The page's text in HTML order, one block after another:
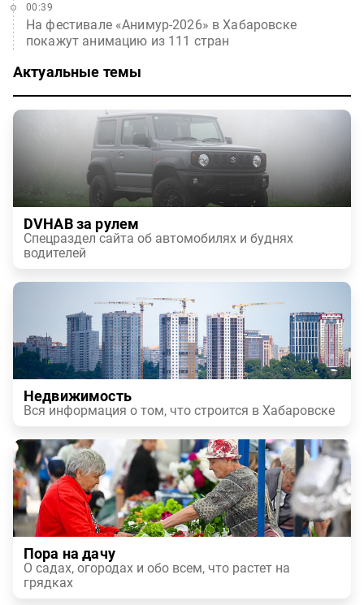
На фестивале «Анимур-2026» в Хабаровске
покажут анимацию из 111 стран
00:39
Актуальные темы
DVHAB за рулем
Спецраздел сайта об автомобилях и буднях
водителей
Недвижимость
Вся информация о том, что строится в Хабаровске
Пора на дачу
О садах, огородах и обо всем, что растет на
грядках